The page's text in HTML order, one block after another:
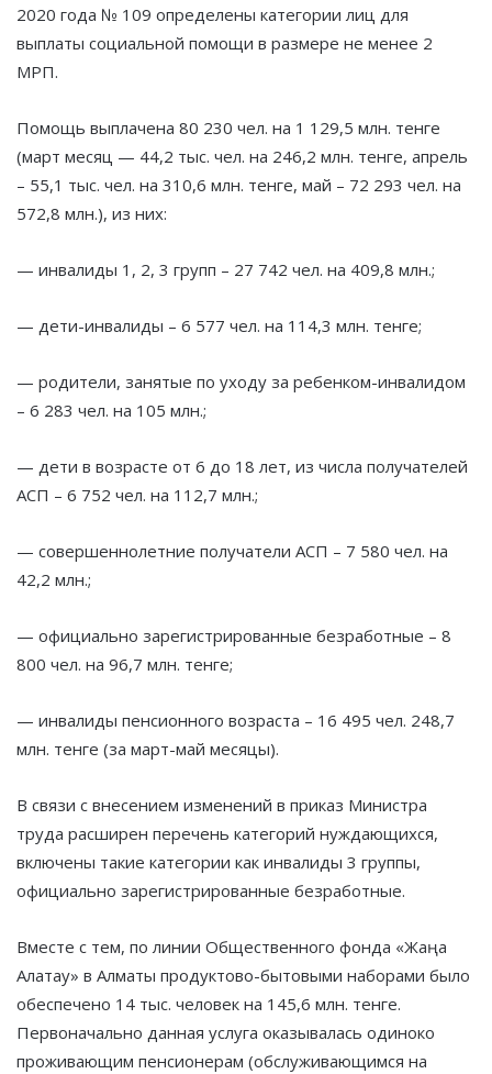
2020 года № 109 определены категории лиц для
выплаты социальной помощи в размере не менее 2
МРП.
Помощь выплачена 80 230 чел. на 1 129,5 млн. тенге
(март месяц — 44,2 тыс. чел. на 246,2 млн. тенге, апрель
– 55,1 тыс. чел. на 310,6 млн. тенге, май – 72 293 чел. на
572,8 млн.), из них:
— инвалиды 1, 2, 3 групп – 27 742 чел. на 409,8 млн.;
— дети-инвалиды – 6 577 чел. на 114,3 млн. тенге;
— родители, занятые по уходу за ребенком-инвалидом
– 6 283 чел. на 105 млн.;
— дети в возрасте от 6 до 18 лет, из числа получателей
АСП – 6 752 чел. на 112,7 млн.;
— совершеннолетние получатели АСП – 7 580 чел. на
42,2 млн.;
— официально зарегистрированные безработные – 8
800 чел. на 96,7 млн. тенге;
— инвалиды пенсионного возраста – 16 495 чел. 248,7
млн. тенге (за март-май месяцы).
В связи с внесением изменений в приказ Министра
труда расширен перечень категорий нуждающихся,
включены такие категории как инвалиды 3 группы,
официально зарегистрированные безработные.
Вместе с тем, по линии Общественного фонда «Жаңа
Алатау» в Алматы продуктово-бытовыми наборами было
обеспечено 14 тыс. человек на 145,6 млн. тенге.
Первоначально данная услуга оказывалась одиноко
проживающим пенсионерам (обслуживающимся на